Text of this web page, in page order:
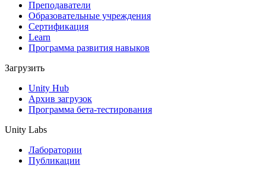
XR-игры
Запускайте XR-игры на разных платформах
Упрощенное создание многопользовательских игр
Преподаватели
Образовательные учреждения
Сертификация
Learn
Программа развития навыков
Загрузить
Unity Hub
Архив загрузок
Программа бета-тестирования
Unity Labs
Лаборатории
Публикации